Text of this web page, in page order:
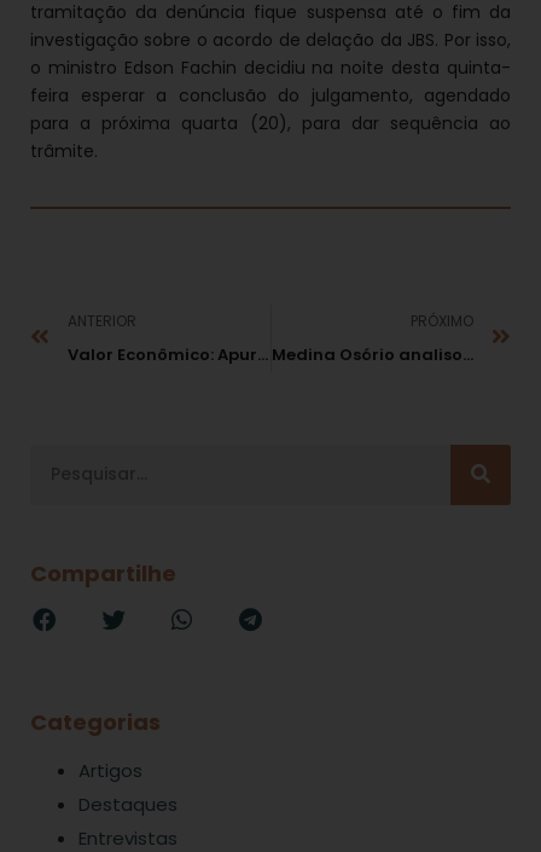
tramitação da denúncia fique suspensa até o fim da
investigação sobre o acordo de delação da JBS. Por isso,
o ministro Edson Fachin decidiu na noite desta quinta-
feira esperar a conclusão do julgamento, agendado
para a próxima quarta (20), para dar sequência ao
trâmite.
ANTERIOR
Valor Econômico: Apurações de CVM e MPF sobre “insider” são independentes
PRÓXIMO
Medina Osório analisou em Goiânia o papel do MP no combate à improbidade
Compartilhe
Categorias
Artigos
Destaques
Entrevistas